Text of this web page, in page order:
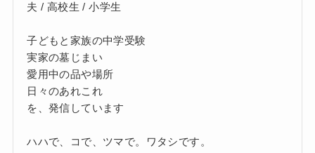
夫 / 高校生 / 小学生
子どもと家族の中学受験
実家の墓じまい
愛用中の品や場所
日々のあれこれ
を、発信しています
ハハで、コで、ツマで。ワタシです。